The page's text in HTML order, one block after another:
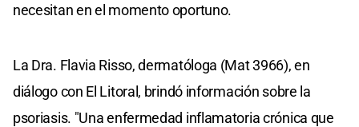
necesitan en el momento oportuno.
La Dra. Flavia Risso, dermatóloga (Mat 3966), en
diálogo con El Litoral, brindó información sobre la
psoriasis. "Una enfermedad inflamatoria crónica que